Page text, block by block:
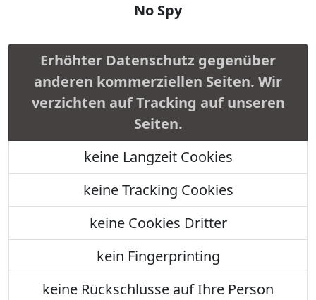
No Spy
Erhöhter Datenschutz gegenüber
anderen kommerziellen Seiten. Wir
verzichten auf Tracking auf unseren
Seiten.
keine Langzeit Cookies
keine Tracking Cookies
keine Cookies Dritter
kein Fingerprinting
keine Rückschlüsse auf Ihre Person